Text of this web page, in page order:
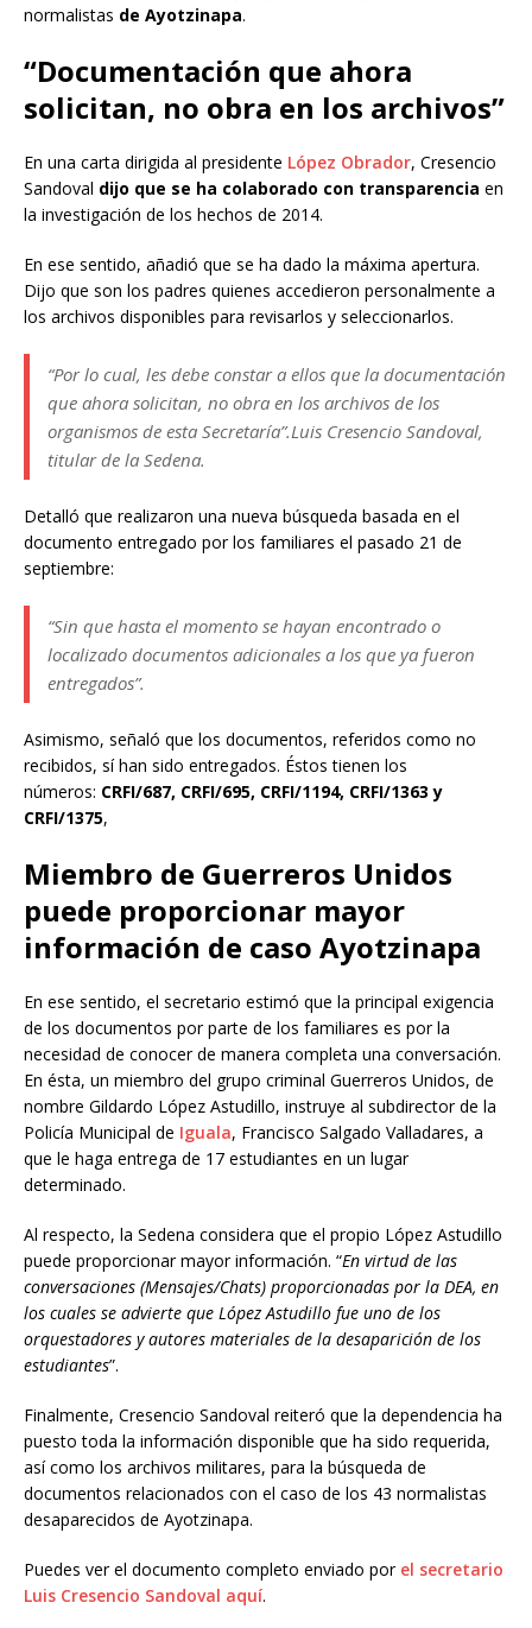
normalistas de Ayotzinapa.
“Documentación que ahora
solicitan, no obra en los archivos”
En una carta dirigida al presidente López Obrador, Cresencio
Sandoval dijo que se ha colaborado con transparencia en
la investigación de los hechos de 2014.
En ese sentido, añadió que se ha dado la máxima apertura.
Dijo que son los padres quienes accedieron personalmente a
los archivos disponibles para revisarlos y seleccionarlos.
“Por lo cual, les debe constar a ellos que la documentación
que ahora solicitan, no obra en los archivos de los
organismos de esta Secretaría”.Luis Cresencio Sandoval,
titular de la Sedena.
Detalló que realizaron una nueva búsqueda basada en el
documento entregado por los familiares el pasado 21 de
septiembre:
“Sin que hasta el momento se hayan encontrado o
localizado documentos adicionales a los que ya fueron
entregados”.
Asimismo, señaló que los documentos, referidos como no
recibidos, sí han sido entregados. Éstos tienen los
números: CRFI/687, CRFI/695, CRFI/1194, CRFI/1363 y
CRFI/1375,
Miembro de Guerreros Unidos
puede proporcionar mayor
información de caso Ayotzinapa
En ese sentido, el secretario estimó que la principal exigencia
de los documentos por parte de los familiares es por la
necesidad de conocer de manera completa una conversación.
En ésta, un miembro del grupo criminal Guerreros Unidos, de
nombre Gildardo López Astudillo, instruye al subdirector de la
Policía Municipal de Iguala, Francisco Salgado Valladares, a
que le haga entrega de 17 estudiantes en un lugar
determinado.
Al respecto, la Sedena considera que el propio López Astudillo
puede proporcionar mayor información. “En virtud de las
conversaciones (Mensajes/Chats) proporcionadas por la DEA, en
los cuales se advierte que López Astudillo fue uno de los
orquestadores y autores materiales de la desaparición de los
estudiantes”.
Finalmente, Cresencio Sandoval reiteró que la dependencia ha
puesto toda la información disponible que ha sido requerida,
así como los archivos militares, para la búsqueda de
documentos relacionados con el caso de los 43 normalistas
desaparecidos de Ayotzinapa.
Puedes ver el documento completo enviado por el secretario
Luis Cresencio Sandoval aquí.